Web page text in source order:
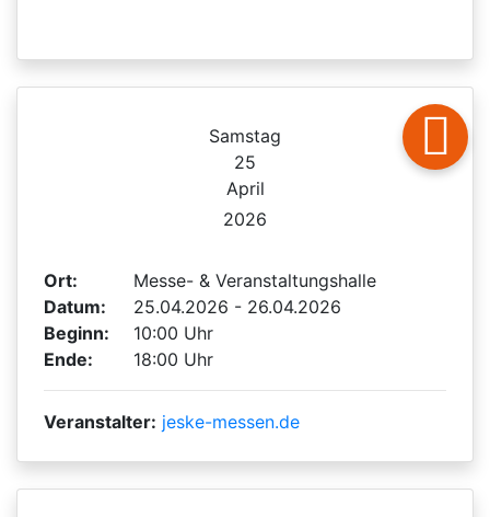
Samstag
25
April
2026
Ort:
Messe- & Veranstaltungshalle
Datum:
25.04.2026 - 26.04.2026
Beginn:
10:00 Uhr
Ende:
18:00 Uhr
Veranstalter: jeske-messen.de